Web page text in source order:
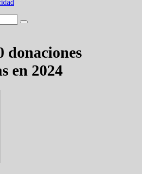
donaciones
en 2024